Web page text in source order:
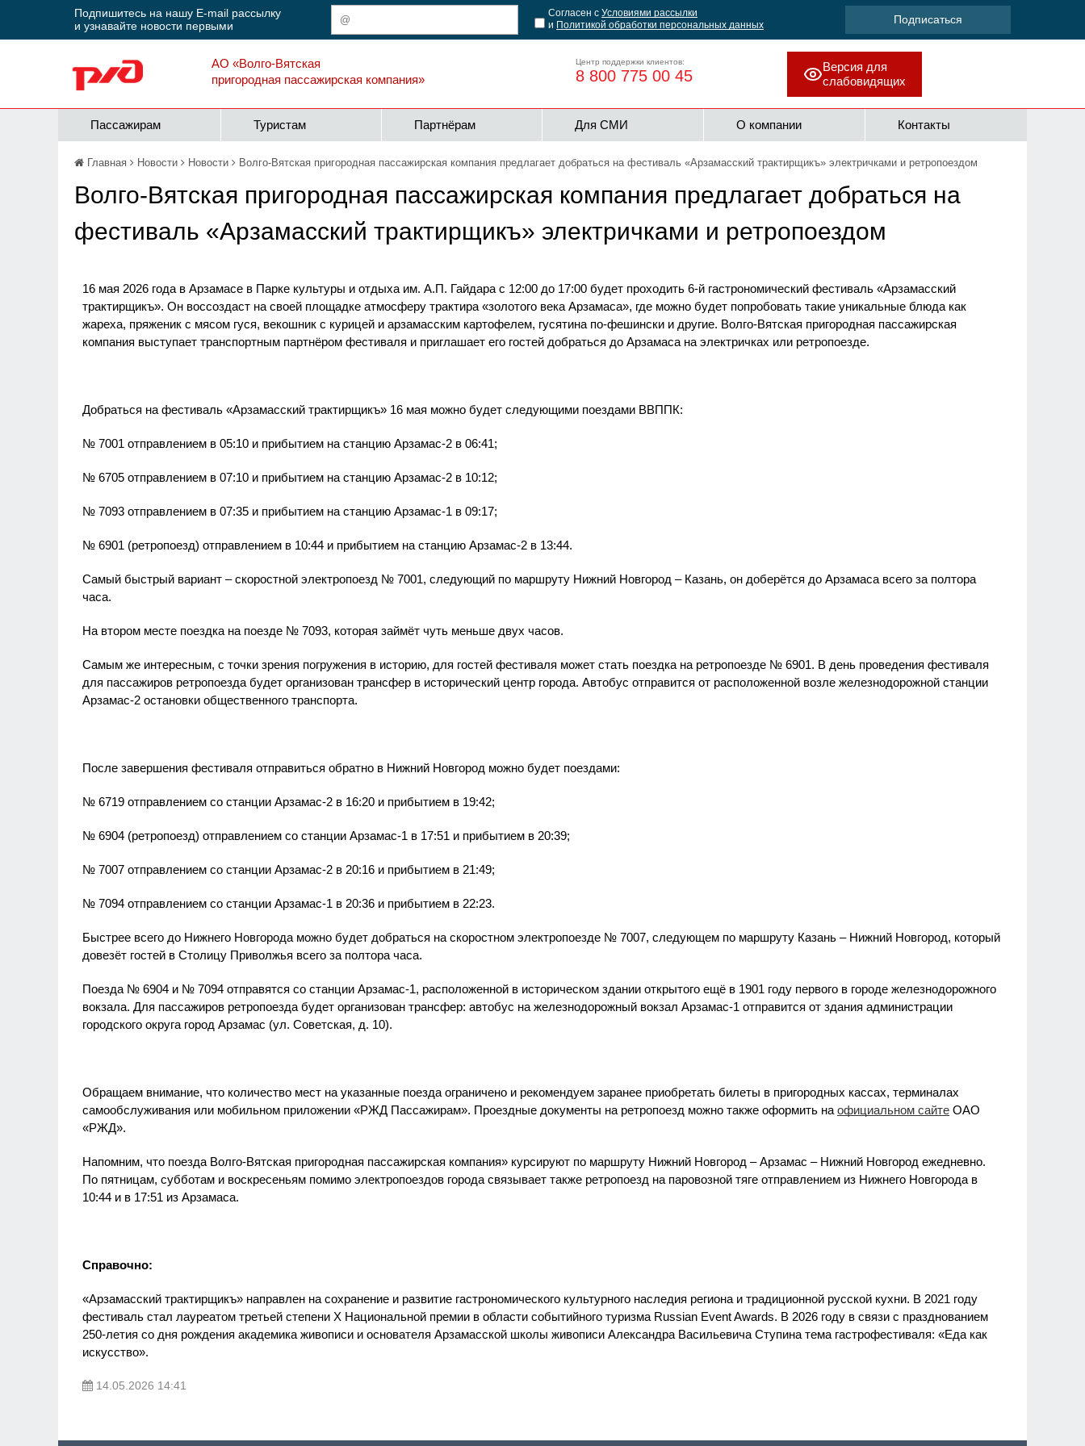
Подпишитесь на нашу E-mail рассылку
и узнавайте новости первыми
Согласен с Условиями рассылки
и Политикой обработки персональных данных
АО «Волго-Вятская
пригородная пассажирская компания»
Центр поддержки клиентов:
8 800 775 00 45
Версия для
слабовидящих
Пассажирам Туристам Партнёрам Для СМИ О компании Контакты
Главная Новости Новости Волго-Вятская пригородная пассажирская компания предлагает добраться на фестиваль «Арзамасский трактирщикъ» электричками и ретропоездом
Волго-Вятская пригородная пассажирская компания предлагает добраться на
фестиваль «Арзамасский трактирщикъ» электричками и ретропоездом
16 мая 2026 года в Арзамасе в Парке культуры и отдыха им. А.П. Гайдара с 12:00 до 17:00 будет проходить 6-й гастрономический фестиваль «Арзамасский
трактирщикъ». Он воссоздаст на своей площадке атмосферу трактира «золотого века Арзамаса», где можно будет попробовать такие уникальные блюда как
жареха, пряженик с мясом гуся, векошник с курицей и арзамасским картофелем, гусятина по-фешински и другие. Волго-Вятская пригородная пассажирская
компания выступает транспортным партнёром фестиваля и приглашает его гостей добраться до Арзамаса на электричках или ретропоезде.
Добраться на фестиваль «Арзамасский трактирщикъ» 16 мая можно будет следующими поездами ВВППК:
№ 7001 отправлением в 05:10 и прибытием на станцию Арзамас-2 в 06:41;
№ 6705 отправлением в 07:10 и прибытием на станцию Арзамас-2 в 10:12;
№ 7093 отправлением в 07:35 и прибытием на станцию Арзамас-1 в 09:17;
№ 6901 (ретропоезд) отправлением в 10:44 и прибытием на станцию Арзамас-2 в 13:44.
Самый быстрый вариант – скоростной электропоезд № 7001, следующий по маршруту Нижний Новгород – Казань, он доберётся до Арзамаса всего за полтора
часа.
На втором месте поездка на поезде № 7093, которая займёт чуть меньше двух часов.
Самым же интересным, с точки зрения погружения в историю, для гостей фестиваля может стать поездка на ретропоезде № 6901. В день проведения фестиваля
для пассажиров ретропоезда будет организован трансфер в исторический центр города. Автобус отправится от расположенной возле железнодорожной станции
Арзамас-2 остановки общественного транспорта.
После завершения фестиваля отправиться обратно в Нижний Новгород можно будет поездами:
№ 6719 отправлением со станции Арзамас-2 в 16:20 и прибытием в 19:42;
№ 6904 (ретропоезд) отправлением со станции Арзамас-1 в 17:51 и прибытием в 20:39;
№ 7007 отправлением со станции Арзамас-2 в 20:16 и прибытием в 21:49;
№ 7094 отправлением со станции Арзамас-1 в 20:36 и прибытием в 22:23.
Быстрее всего до Нижнего Новгорода можно будет добраться на скоростном электропоезде № 7007, следующем по маршруту Казань – Нижний Новгород, который
довезёт гостей в Столицу Приволжья всего за полтора часа.
Поезда № 6904 и № 7094 отправятся со станции Арзамас-1, расположенной в историческом здании открытого ещё в 1901 году первого в городе железнодорожного
вокзала. Для пассажиров ретропоезда будет организован трансфер: автобус на железнодорожный вокзал Арзамас-1 отправится от здания администрации
городского округа город Арзамас (ул. Советская, д. 10).
Обращаем внимание, что количество мест на указанные поезда ограничено и рекомендуем заранее приобретать билеты в пригородных кассах, терминалах
самообслуживания или мобильном приложении «РЖД Пассажирам». Проездные документы на ретропоезд можно также оформить на официальном сайте ОАО
«РЖД».
Напомним, что поезда Волго-Вятская пригородная пассажирская компания» курсируют по маршруту Нижний Новгород – Арзамас – Нижний Новгород ежедневно.
По пятницам, субботам и воскресеньям помимо электропоездов города связывает также ретропоезд на паровозной тяге отправлением из Нижнего Новгорода в
10:44 и в 17:51 из Арзамаса.
Справочно:
«Арзамасский трактирщикъ» направлен на сохранение и развитие гастрономического культурного наследия региона и традиционной русской кухни. В 2021 году
фестиваль стал лауреатом третьей степени Х Национальной премии в области событийного туризма Russian Event Awards. В 2026 году в связи с празднованием
250-летия со дня рождения академика живописи и основателя Арзамасской школы живописи Александра Васильевича Ступина тема гастрофестиваля: «Еда как
искусство».
14.05.2026 14:41